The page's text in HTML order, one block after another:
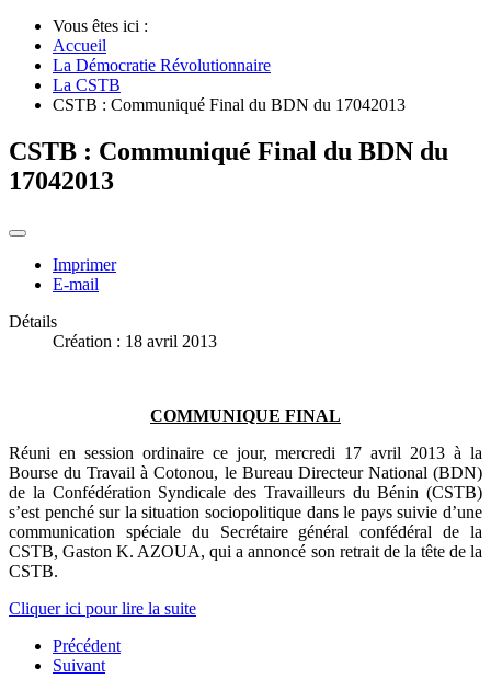
Vous êtes ici :
Accueil
La Démocratie Révolutionnaire
La CSTB
CSTB : Communiqué Final du BDN du 17042013
CSTB : Communiqué Final du BDN du
17042013
Imprimer
E-mail
Détails
Création : 18 avril 2013
COMMUNIQUE FINAL
Réuni en session ordinaire ce jour, mercredi 17 avril 2013 à la
Bourse du Travail à Cotonou, le Bureau Directeur National (BDN)
de la Confédération Syndicale des Travailleurs du Bénin (CSTB)
s’est penché sur la situation sociopolitique dans le pays suivie d’une
communication spéciale du Secrétaire général confédéral de la
CSTB, Gaston K. AZOUA, qui a annoncé son retrait de la tête de la
CSTB.
Cliquer ici pour lire la suite
Précédent
Suivant